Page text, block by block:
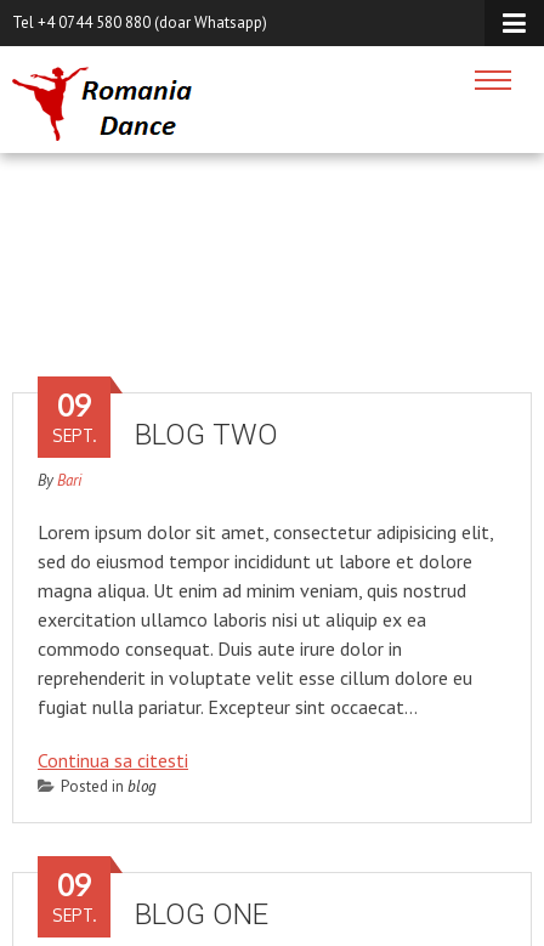
Tel +4 0744 580 880 (doar Whatsapp)
BLOG TWO
09
SEPT.
ByBari
Lorem ipsum dolor sit amet, consectetur adipisicing elit,
sed do eiusmod tempor incididunt ut labore et dolore
magna aliqua. Ut enim ad minim veniam, quis nostrud
exercitation ullamco laboris nisi ut aliquip ex ea
commodo consequat. Duis aute irure dolor in
reprehenderit in voluptate velit esse cillum dolore eu
fugiat nulla pariatur. Excepteur sint occaecat…
Continua sa citesti
Posted in blog
BLOG ONE
09
SEPT.